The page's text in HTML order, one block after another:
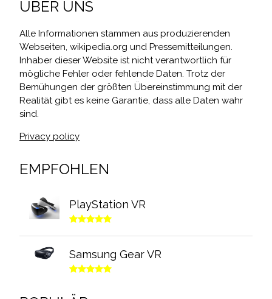
ÜBER UNS
Alle Informationen stammen aus produzierenden
Webseiten, wikipedia.org und Pressemitteilungen.
Inhaber dieser Website ist nicht verantwortlich für
mögliche Fehler oder fehlende Daten. Trotz der
Bemühungen der größten Übereinstimmung mit der
Realität gibt es keine Garantie, dass alle Daten wahr
sind.
Privacy policy
EMPFOHLEN
PlayStation VR
Samsung Gear VR